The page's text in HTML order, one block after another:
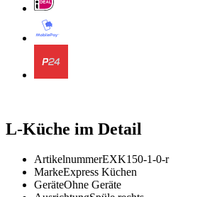
L-Küche im Detail
ArtikelnummerEXK150-1-0-r
MarkeExpress Küchen
GeräteOhne Geräte